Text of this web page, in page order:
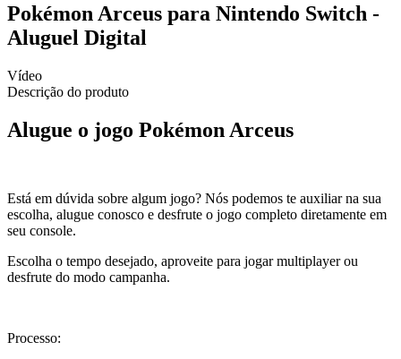
Pokémon Arceus para Nintendo Switch -
Aluguel Digital
Vídeo
Descrição do produto
Alugue o jogo Pokémon Arceus
Está em dúvida sobre algum jogo? Nós podemos te auxiliar na sua
escolha, alugue conosco e desfrute o jogo completo diretamente em
seu console.
Escolha o tempo desejado, aproveite para jogar multiplayer ou
desfrute do modo campanha.
Processo: